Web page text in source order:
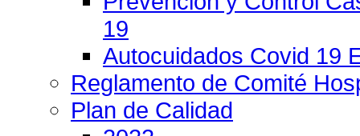
19
Autocuidados Covid 19
Reglamento de Comité
Plan de Calidad